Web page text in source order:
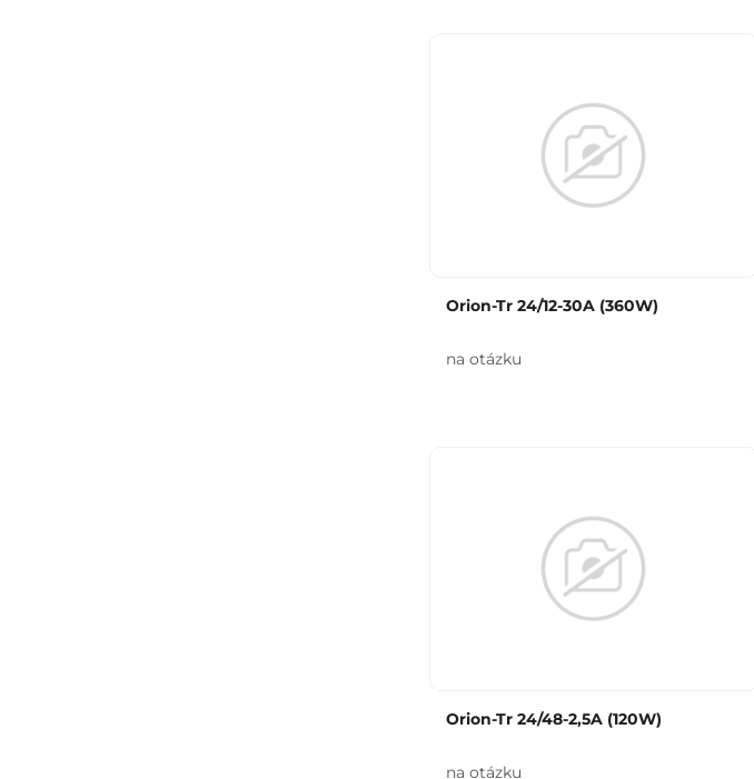
Orion-Tr 24/12-30A (360W)
na otázku
Orion-Tr 24/48-2,5A (120W)
na otázku